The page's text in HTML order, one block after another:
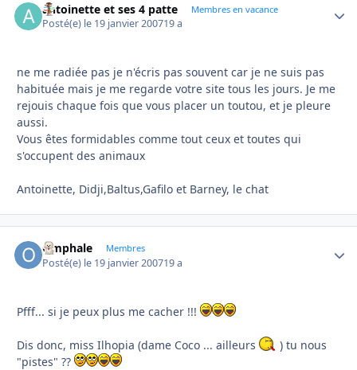
antoinette et ses 4 patte Membres en vacance
Posté(e) le 19 janvier 200719 a
ne me radiée pas je n'écris pas souvent car je ne suis pas
habituée mais je me regarde votre site tous les jours. Je me
rejouis chaque fois que vous placer un toutou, et je pleure
aussi.
Vous êtes formidables comme tout ceux et toutes qui
s'occupent des animaux
Antoinette, Didji,Baltus,Gafilo et Barney, le chat
Omphale Membres
Posté(e) le 19 janvier 200719 a
Pfff... si je peux plus me cacher !!!
Dis donc, miss Ilhopia (dame Coco ... ailleurs
) tu nous
"pistes" ??